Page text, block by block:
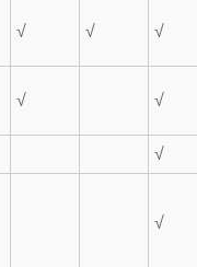
√ √ √
√ √
√
√